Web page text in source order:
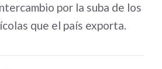
por la suba de los
que el país exporta.